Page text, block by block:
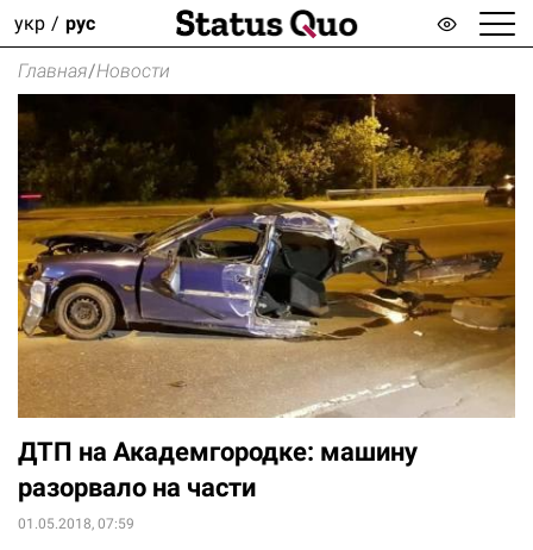
укр рус
Главная/Новости
ДТП на Академгородке: машину
разорвало на части
01.05.2018, 07:59